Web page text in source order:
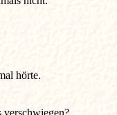
hörte.